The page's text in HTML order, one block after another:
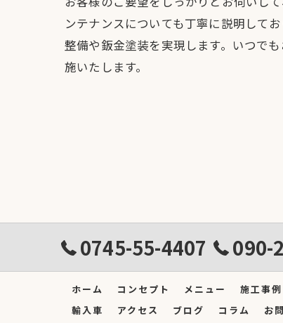
ンテナンスについても丁寧に説明して
整備や鈑金塗装を実現します。いつで
施いたします。
0745-55-4407 090-
ホーム コンセプト メニュー 施工事例
輸入車
アクセス ブログ コラム お